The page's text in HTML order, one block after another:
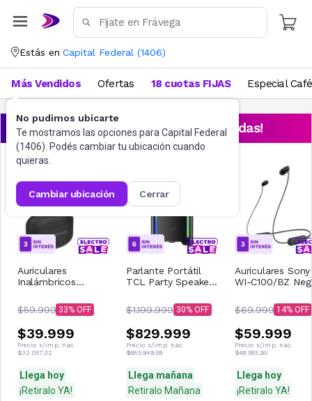
Estás en Capital Federal (1406)
No pudimos ubicarte
Te mostramos las opciones para Capital Federal
(1406). Podés cambiar tu ubicación cuando
quieras.
cambiar ubicación cerrar
Más Vendidos Ofertas 18 cuotas FIJAS Especial Café
¡Aprovechá las ofertas destacadas!
Auriculares
Inalámbricos
Negro
$59.999 33
$39.999
Precio s/imp. nac.
$33.057,02
Llega hoy
¡Retiralo YA!
Parlante Portátil
TCL Party Speaker
$1.199.999 30
$829.999
Precio s/imp. nac.
$685.949,59
Llega mañana
Retiralo Mañana
Auriculares Sony
WI-C100/BZ
$69.999 14
$59.999
Precio s/imp. nac.
$49.585,95
Llega hoy
¡Retiralo YA!